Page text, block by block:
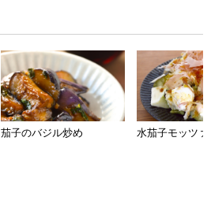
茄子のバジル炒め 水茄子モッツァ